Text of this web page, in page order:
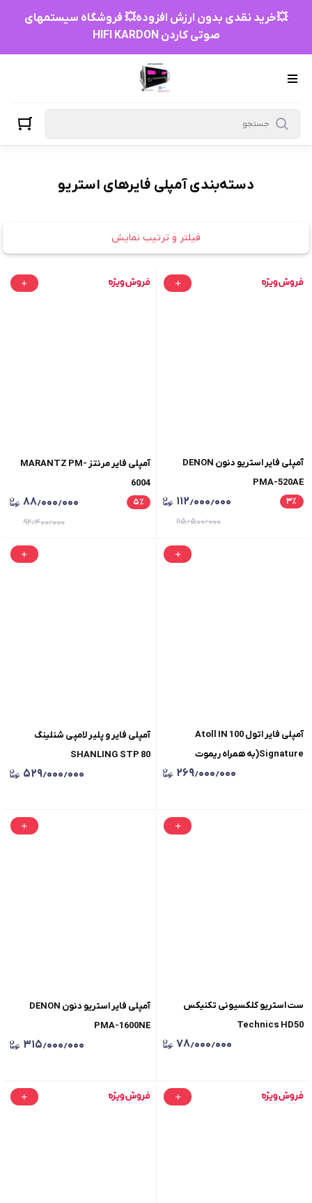
💥خرید نقدی بدون ارزش افزوده💥 فروشگاه سیستمهای
صوتی کاردن HIFI KARDON
دسته‌بندی آمپلی فایرهای استریو
فیلتر و ترتیب نمایش
آمپلی فایر استریو دنون DENON
PMA-520AE
۳٪ ۱۱۲٫۰۰۰٫۰۰۰
۱۱۵٫۵۰۰٫۰۰۰
آمپلی فایر مرنتز MARANTZ PM-
6004
۵٪ ۸۸٫۰۰۰٫۰۰۰
۹۲٫۴۰۰٫۰۰۰
آمپلی فایر اتول Atoll IN 100
Signature(به همراه ریموت
۲۶۹٫۰۰۰٫۰۰۰
آمپلی فایر و پلیر لامپی شنلینگ
SHANLING STP 80
۵۲۹٫۰۰۰٫۰۰۰
ست استریو کلکسیونی تکنیکس
Technics HD50
۷۸٫۰۰۰٫۰۰۰
آمپلی فایر استریو دنون DENON
PMA-1600NE
۳۱۵٫۰۰۰٫۰۰۰